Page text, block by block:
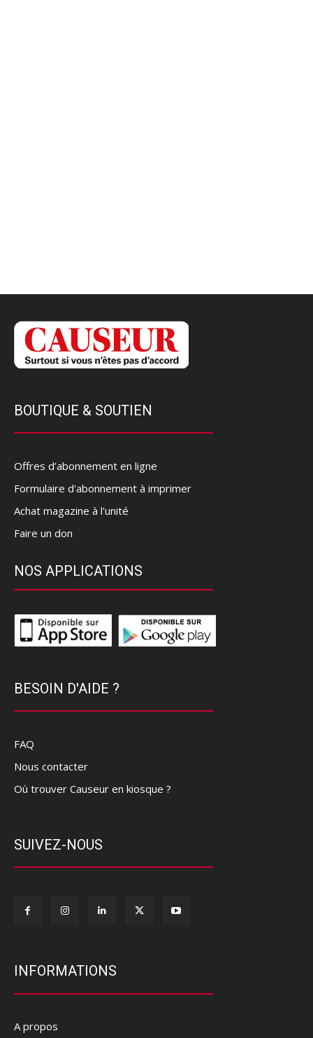
BOUTIQUE & SOUTIEN
Offres d’abonnement en ligne
Formulaire d'abonnement à imprimer
Achat magazine à l'unité
Faire un don
NOS APPLICATIONS
BESOIN D'AIDE ?
FAQ
Nous contacter
Où trouver Causeur en kiosque ?
SUIVEZ-NOUS
INFORMATIONS
A propos